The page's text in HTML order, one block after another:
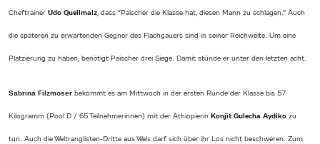
Cheftrainer Udo Quellmalz, dass “Paischer die Klasse hat, diesen Mann zu schlagen.” Auch
die späteren zu erwartenden Gegner des Flachgauers sind in seiner Reichweite. Um eine
Platzierung zu haben, benötigt Paischer drei Siege. Damit stünde er unter den letzten acht.
Sabrina Filzmoser bekommt es am Mittwoch in der ersten Runde der Klasse bis 57
Kilogramm (Pool D / 65 Teilnehmerinnen) mit der Äthiopierin Konjit Gulecha Aydiko zu
tun. Auch die Weltranglisten-Dritte ausWels darf sich über ihr Los nicht beschweren. Zum